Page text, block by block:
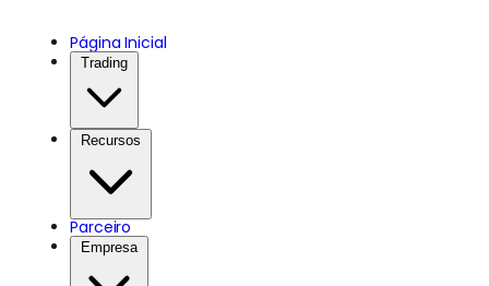
Página Inicial
Trading
Recursos
Parceiro
Empresa